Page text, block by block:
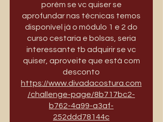
porém se vc quiser se
aprofundar nas técnicas temos
disponível já o módulo 1 e 2 do
curso cestaria e bolsas, seria
interessante tb adquirir se vc
quiser, aproveite que está com
https://www.divadacostura.com
/challenge-page/8b717bc2-
b762-4a99-a3af-
252ddd78144c